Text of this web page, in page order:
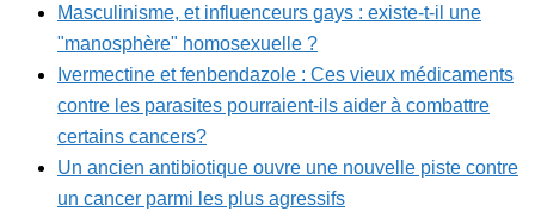
Masculinisme, et influenceurs gays : existe-t-il une
"manosphère" homosexuelle ?
Ivermectine et fenbendazole : Ces vieux médicaments
contre les parasites pourraient-ils aider à combattre
certains cancers?
Un ancien antibiotique ouvre une nouvelle piste contre
un cancer parmi les plus agressifs